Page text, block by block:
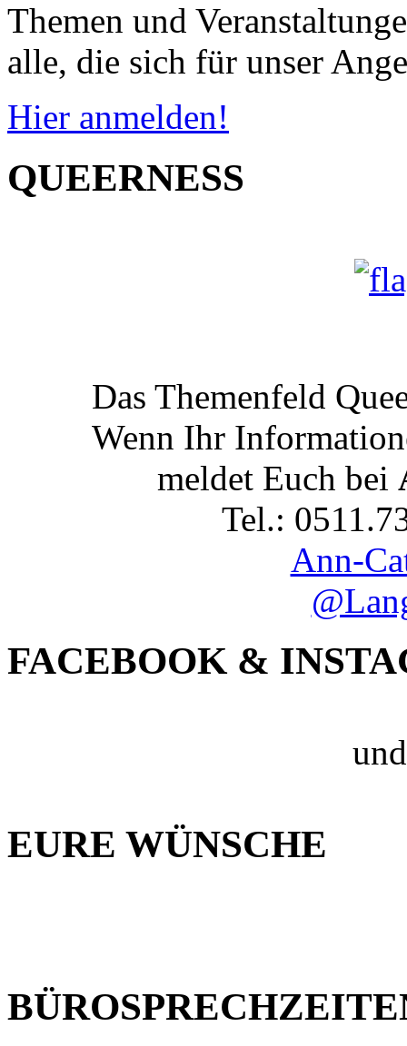
Themen und
alle, die sich für unser
Hier anmelden!
QUEERNESS
Das Themenfeld
Wenn Ihr
meldet Euch bei
Tel.:
Ann-
FACEBOOK &
EURE WÜNSCHE